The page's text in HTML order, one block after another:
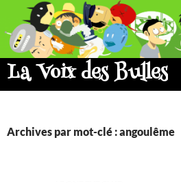
contenu
La Voix des Bulles
Recherche
Archives par mot-clé : angoulême